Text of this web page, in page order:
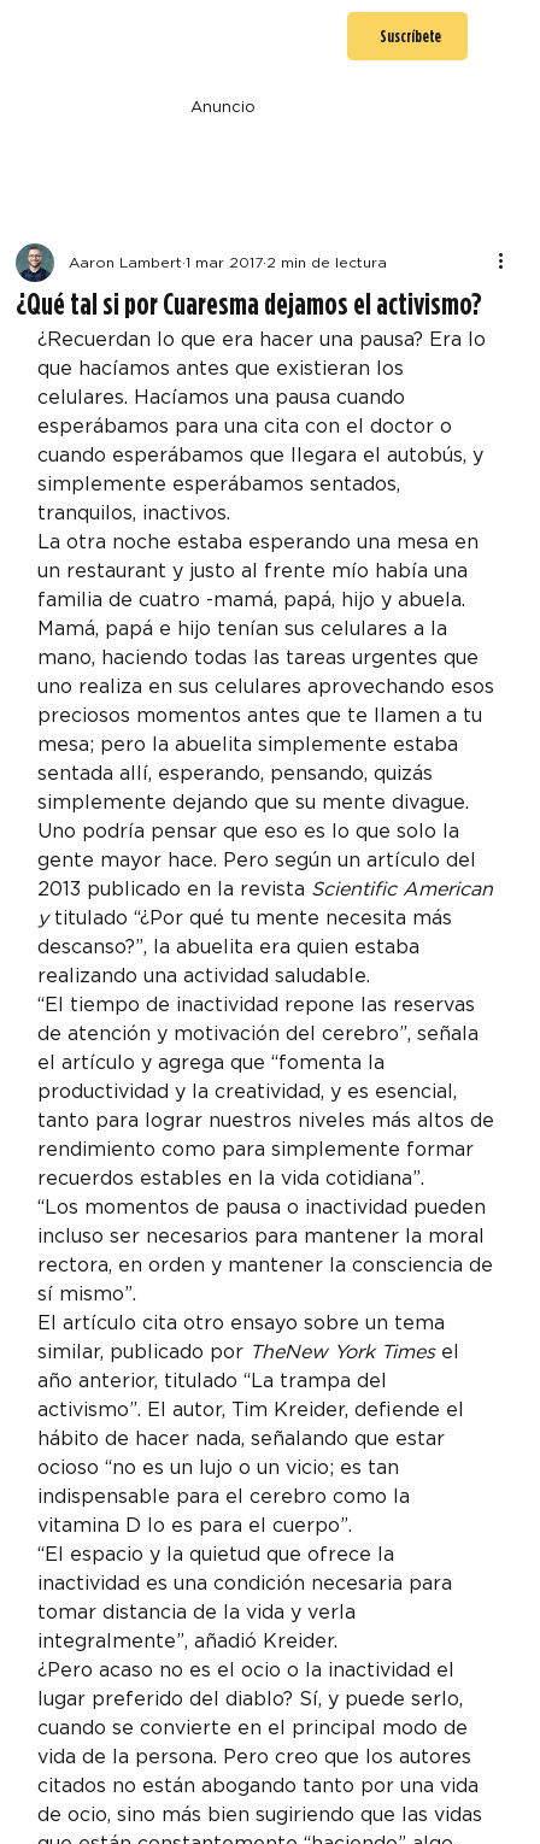
Suscríbete
Anuncio
¿Qué tal si por Cuaresma dejamos el activismo?
Aaron Lambert 1 mar 2017 2 min de lectura
¿Recuerdan lo que era hacer una pausa? Era lo
que hacíamos antes que existieran los
celulares. Hacíamos una pausa cuando
esperábamos para una cita con el doctor o
cuando esperábamos que llegara el autobús, y
simplemente esperábamos sentados,
tranquilos, inactivos.
La otra noche estaba esperando una mesa en
un restaurant y justo al frente mío había una
familia de cuatro -mamá, papá, hijo y abuela.
Mamá, papá e hijo tenían sus celulares a la
mano, haciendo todas las tareas urgentes que
uno realiza en sus celulares aprovechando esos
preciosos momentos antes que te llamen a tu
mesa; pero la abuelita simplemente estaba
sentada allí, esperando, pensando, quizás
simplemente dejando que su mente divague.
Uno podría pensar que eso es lo que solo la
gente mayor hace. Pero según un artículo del
2013 publicado en la revista Scientific American
y titulado “¿Por qué tu mente necesita más
descanso?”, la abuelita era quien estaba
realizando una actividad saludable.
“El tiempo de inactividad repone las reservas
de atención y motivación del cerebro”, señala
el artículo y agrega que “fomenta la
productividad y la creatividad, y es esencial,
tanto para lograr nuestros niveles más altos de
rendimiento como para simplemente formar
recuerdos estables en la vida cotidiana”.
“Los momentos de pausa o inactividad pueden
incluso ser necesarios para mantener la moral
rectora, en orden y mantener la consciencia de
sí mismo”.
El artículo cita otro ensayo sobre un tema
similar, publicado por TheNew York Times el
año anterior, titulado “La trampa del
activismo”. El autor, Tim Kreider, defiende el
hábito de hacer nada, señalando que estar
ocioso “no es un lujo o un vicio; es tan
indispensable para el cerebro como la
vitamina D lo es para el cuerpo”.
“El espacio y la quietud que ofrece la
inactividad es una condición necesaria para
tomar distancia de la vida y verla
integralmente”, añadió Kreider.
¿Pero acaso no es el ocio o la inactividad el
lugar preferido del diablo? Sí, y puede serlo,
cuando se convierte en el principal modo de
vida de la persona. Pero creo que los autores
citados no están abogando tanto por una vida
de ocio, sino más bien sugiriendo que las vidas